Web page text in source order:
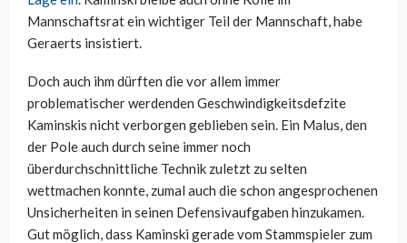
Mannschaftsrat ein wichtiger Teil der Mannschaft, habe
Geraerts insistiert.
Doch auch ihm dürften die vor allem immer
problematischer werdenden Geschwindigkeitsdefzite
Kaminskis nicht verborgen geblieben sein. Ein Malus, den
der Pole auch durch seine immer noch
überdurchschnittliche Technik zuletzt zu selten
wettmachen konnte, zumal auch die schon angesprochenen
Unsicherheiten in seinen Defensivaufgaben hinzukamen.
Gut möglich, dass Kaminski gerade vom Stammspieler zum